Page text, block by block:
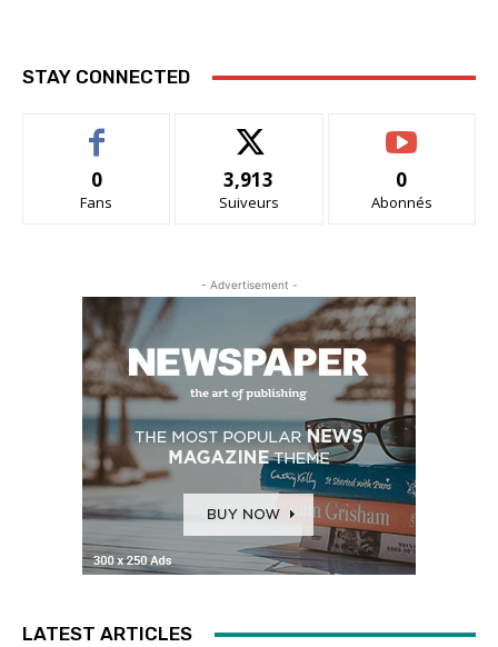
STAY CONNECTED
0
Fans
3,913
Suiveurs
0
Abonnés
- Advertisement -
LATEST ARTICLES